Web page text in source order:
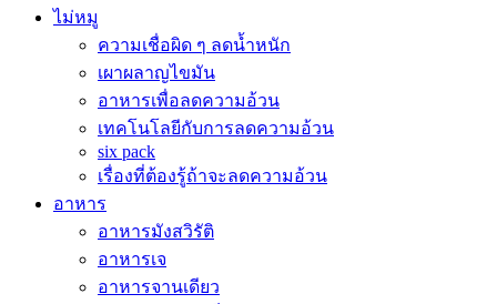
ไม่หมู
ความเชื่อผิด ๆ ลดน้ำหนัก
เผาผลาญไขมัน
อาหารเพื่อลดความอ้วน
เทคโนโลยีกับการลดความอ้วน
six pack
เรื่องที่ต้องรู้ถ้าจะลดความอ้วน
อาหาร
อาหารมังสวิรัติ
อาหารเจ
อาหารจานเดียว